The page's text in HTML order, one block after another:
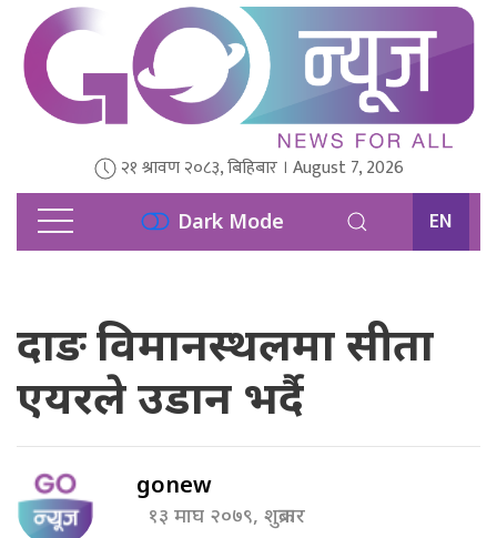
२१ श्रावण २०८३, बिहिबार । August 7, 2026
Dark Mode EN
दाङ विमानस्थलमा सीता
एयरले उडान भर्दै
gonew
१३ माघ २०७९, शुक्रबार